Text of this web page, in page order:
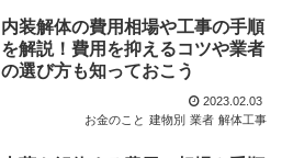
内装解体の費用相場や工事の手順
を解説！費用を抑えるコツや業者
の選び方も知っておこう
2023.02.03
お金のこと 建物別 業者 解体工事